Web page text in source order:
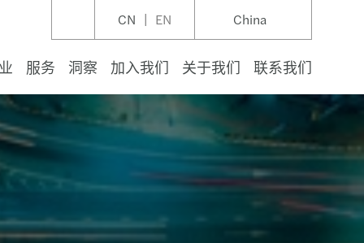
CN EN China
服务 洞察 加入我们 关于我们 联系我们
休闲
和资本项目
天然气和自然资源
能源
理
与资本市场
健
防御
泽赞助第 21 届 AVCA 大会暨风险投资峰会
用户和开发商
计
证&审查
询
数字咨询
争端
商业
纷
从
规和报告
财务报告
鉴证
尽职调查
金融服务咨询
构
才流动性&就业税
收抵免和激励措施
业务部
国业务部
务部
banks: benchmark study 2026
a global supply chain report
and transparency report 2024/2025
营 - 精准降本：财务效率再定义
收并购洞察
区并购的税务、法律和财务解读
Mazars China strengthens its German Desk
来，助您先行 - 富睿玛泽第八届进博会完美收官
临富睿玛泽2025中国国际进口博览会
泽中国执行合伙人刘钰涓：中国市场将更加透
范、国际化 | 外资大咖谈
barometer: 2026 mid-year insights
C-suite Barometer: Outlook 2026
barometer 2026: Adapting in uncertainty
讨会邀请会 | 欧盟碳边境调节机制（CBAM）：碳
据如何影响中国企业的欧盟市场准入？
泽“投资土耳其”研讨会在沪成功举办
报告
计与外包服务新闻通讯
talk luxury
到“全球税务”专栏
关于新冠疫情下经商的播客
环境中的乐观主义
19: Mazars全球资源中心
集团疫情期间的回应和举措
价值观为指导
行为准则
为指导
unit / risk mgt committee
control system
reports
河南区